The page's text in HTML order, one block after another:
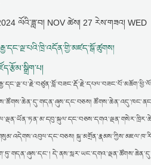
ལོའི་ཟླ་བ། NOV ཚེས། 27 རེས་གཟའ། WED